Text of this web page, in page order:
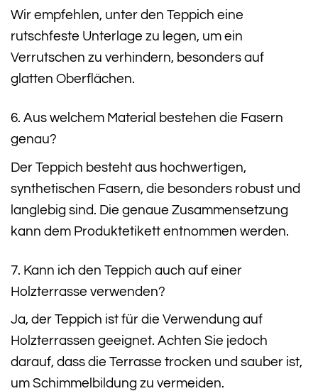
Wir empfehlen, unter den Teppich eine
rutschfeste Unterlage zu legen, um ein
Verrutschen zu verhindern, besonders auf
glatten Oberflächen.
6. Aus welchem Material bestehen die Fasern
genau?
Der Teppich besteht aus hochwertigen,
synthetischen Fasern, die besonders robust und
langlebig sind. Die genaue Zusammensetzung
kann dem Produktetikett entnommen werden.
7. Kann ich den Teppich auch auf einer
Holzterrasse verwenden?
Ja, der Teppich ist für die Verwendung auf
Holzterrassen geeignet. Achten Sie jedoch
darauf, dass die Terrasse trocken und sauber ist,
um Schimmelbildung zu vermeiden.